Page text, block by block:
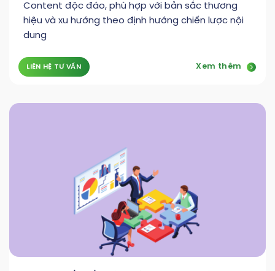
Content độc đáo, phù hợp với bản sắc thương
hiệu và xu hướng theo định hướng chiến lược nội
dung
LIÊN HỆ TƯ VẤN Xem thêm